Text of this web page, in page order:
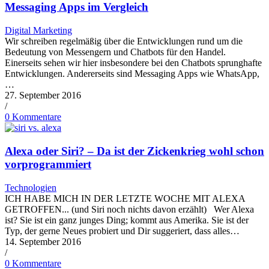
Messaging Apps im Vergleich
Digital Marketing
Wir schreiben regelmäßig über die Entwicklungen rund um die
Bedeutung von Messengern und Chatbots für den Handel.
Einerseits sehen wir hier insbesondere bei den Chatbots sprunghafte
Entwicklungen. Andererseits sind Messaging Apps wie WhatsApp,
…
27. September 2016
/
0 Kommentare
Alexa oder Siri? – Da ist der Zickenkrieg wohl schon
vorprogrammiert
Technologien
ICH HABE MICH IN DER LETZTE WOCHE MIT ALEXA
GETROFFEN... (und Siri noch nichts davon erzählt) Wer Alexa
ist? Sie ist ein ganz junges Ding; kommt aus Amerika. Sie ist der
Typ, der gerne Neues probiert und Dir suggeriert, dass alles…
14. September 2016
/
0 Kommentare